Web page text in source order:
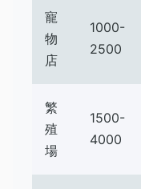
寵
物
店
1000-
2500
繁
殖
場
1500-
4000